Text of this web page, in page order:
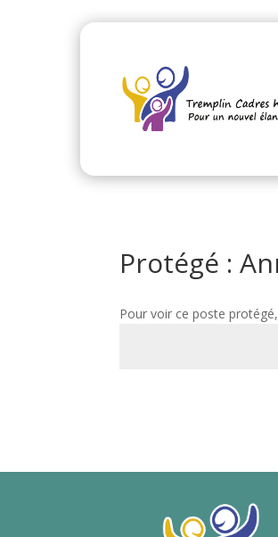
Protégé :
Pour voir ce poste